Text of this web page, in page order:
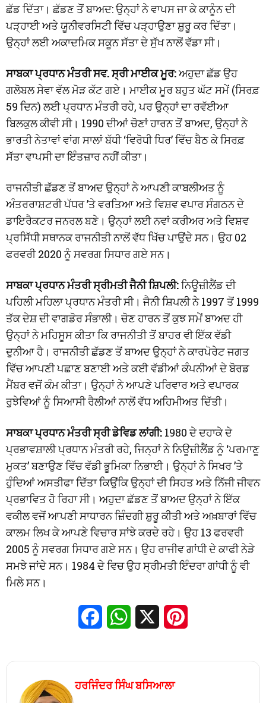
ਛੱਡ ਦਿੱਤਾ। ਛੱਡਣ ਤੋਂ ਬਾਅਦ: ਉਨ੍ਹਾਂ ਨੇ ਵਾਪਸ ਜਾ ਕੇ ਕਾਨੂੰਨ ਦੀ
ਪੜ੍ਹਾਈ ਅਤੇ ਯੂਨੀਵਰਸਿਟੀ ਵਿੱਚ ਪੜ੍ਹਾਉਣਾ ਸ਼ੁਰੂ ਕਰ ਦਿੱਤਾ।
ਉਨ੍ਹਾਂ ਲਈ ਅਕਾਦਮਿਕ ਸਕੂਨ ਸੱਤਾ ਦੇ ਸੁੱਖ ਨਾਲੋਂ ਵੱਡਾ ਸੀ।
ਸਾਬਕਾ ਪ੍ਰਧਾਨ ਮੰਤਰੀ ਸਵ. ਸ੍ਰੀ ਮਾਈਕ ਮੂਰ:ਅਹੁਦਾ ਛੱਡ ਉਹ
ਗਲੋਬਲ ਸੇਵਾ ਵੱਲ ਮੋੜ ਕੱਟ ਗਏ। ਮਾਈਕ ਮੂਰ ਬਹੁਤ ਘੱਟ ਸਮੇਂ (ਸਿਰਫ਼
59 ਦਿਨ) ਲਈ ਪ੍ਰਧਾਨ ਮੰਤਰੀ ਰਹੇ, ਪਰ ਉਨ੍ਹਾਂ ਦਾ ਰਵੱਈਆ
ਬਿਲਕੁਲ ਕੀਵੀ ਸੀ। 1990 ਦੀਆਂ ਚੋਣਾਂ ਹਾਰਨ ਤੋਂ ਬਾਅਦ, ਉਨ੍ਹਾਂ ਨੇ
ਭਾਰਤੀ ਨੇਤਾਵਾਂ ਵਾਂਗ ਸਾਲਾਂ ਬੱਧੀ ‘ਵਿਰੋਧੀ ਧਿਰ’ ਵਿੱਚ ਬੈਠ ਕੇ ਸਿਰਫ਼
ਸੱਤਾ ਵਾਪਸੀ ਦਾ ਇੰਤਜ਼ਾਰ ਨਹੀਂ ਕੀਤਾ।
ਰਾਜਨੀਤੀ ਛੱਡਣ ਤੋਂ ਬਾਅਦ ਉਨ੍ਹਾਂ ਨੇ ਆਪਣੀ ਕਾਬਲੀਅਤ ਨੂੰ
ਅੰਤਰਰਾਸ਼ਟਰੀ ਪੱਧਰ ’ਤੇ ਵਰਤਿਆ ਅਤੇ ਵਿਸ਼ਵ ਵਪਾਰ ਸੰਗਠਨ ਦੇ
ਡਾਇਰੈਕਟਰ ਜਨਰਲ ਬਣੇ। ਉਨ੍ਹਾਂ ਲਈ ਨਵਾਂ ਕਰੀਅਰ ਅਤੇ ਵਿਸ਼ਵ
ਪ੍ਰਸਿੱਧੀ ਸਥਾਨਕ ਰਾਜਨੀਤੀ ਨਾਲੋਂ ਵੱਧ ਖਿੱਚ ਪਾਉਂਦੇ ਸਨ। ਉਹ 02
ਫਰਵਰੀ 2020 ਨੂੰ ਸਵਰਗ ਸਿਧਾਰ ਗਏ ਸਨ।
ਸਾਬਕਾ ਪ੍ਰਧਾਨ ਮੰਤਰੀ ਸ੍ਰੀਮਤੀ ਜੈਨੀ ਸ਼ਿਪਲੀ:ਨਿਊਜ਼ੀਲੈਂਡ ਦੀ
ਪਹਿਲੀ ਮਹਿਲਾ ਪ੍ਰਧਾਨ ਮੰਤਰੀ ਸੀ। ਜੈਨੀ ਸ਼ਿਪਲੀ ਨੇ 1997 ਤੋਂ 1999
ਤੱਕ ਦੇਸ਼ ਦੀ ਵਾਗਡੋਰ ਸੰਭਾਲੀ। ਚੋਣ ਹਾਰਨ ਤੋਂ ਕੁਝ ਸਮੇਂ ਬਾਅਦ ਹੀ
ਉਨ੍ਹਾਂ ਨੇ ਮਹਿਸੂਸ ਕੀਤਾ ਕਿ ਰਾਜਨੀਤੀ ਤੋਂ ਬਾਹਰ ਵੀ ਇੱਕ ਵੱਡੀ
ਦੁਨੀਆ ਹੈ। ਰਾਜਨੀਤੀ ਛੱਡਣ ਤੋਂ ਬਾਅਦ ਉਨ੍ਹਾਂ ਨੇ ਕਾਰਪੋਰੇਟ ਜਗਤ
ਵਿੱਚ ਆਪਣੀ ਪਛਾਣ ਬਣਾਈ ਅਤੇ ਕਈ ਵੱਡੀਆਂ ਕੰਪਨੀਆਂ ਦੇ ਬੋਰਡ
ਮੈਂਬਰ ਵਜੋਂ ਕੰਮ ਕੀਤਾ। ਉਨ੍ਹਾਂ ਨੇ ਆਪਣੇ ਪਰਿਵਾਰ ਅਤੇ ਵਪਾਰਕ
ਰੁਝੇਵਿਆਂ ਨੂੰ ਸਿਆਸੀ ਰੈਲੀਆਂ ਨਾਲੋਂ ਵੱਧ ਅਹਿਮੀਅਤ ਦਿੱਤੀ।
ਸਾਬਕਾ ਪ੍ਰਧਾਨ ਮੰਤਰੀ ਸ੍ਰੀ ਡੇਵਿਡ ਲਾਂਗੀ: 1980 ਦੇ ਦਹਾਕੇ ਦੇ
ਪ੍ਰਭਾਵਸ਼ਾਲੀ ਪ੍ਰਧਾਨ ਮੰਤਰੀ ਰਹੇ, ਜਿਨ੍ਹਾਂ ਨੇ ਨਿਊਜ਼ੀਲੈਂਡ ਨੂੰ ‘ਪਰਮਾਣੂ
ਮੁਕਤ’ ਬਣਾਉਣ ਵਿੱਚ ਵੱਡੀ ਭੂਮਿਕਾ ਨਿਭਾਈ। ਉਨ੍ਹਾਂ ਨੇ ਸਿਖਰ ’ਤੇ
ਹੁੰਦਿਆਂ ਅਸਤੀਫਾ ਦਿੱਤਾ ਕਿਉਂਕਿ ਉਨ੍ਹਾਂ ਦੀ ਸਿਹਤ ਅਤੇ ਨਿੱਜੀ ਜੀਵਨ
ਪ੍ਰਭਾਵਿਤ ਹੋ ਰਿਹਾ ਸੀ। ਅਹੁਦਾ ਛੱਡਣ ਤੋਂ ਬਾਅਦ ਉਨ੍ਹਾਂ ਨੇ ਇੱਕ
ਵਕੀਲ ਵਜੋਂ ਆਪਣੀ ਸਾਧਾਰਨ ਜ਼ਿੰਦਗੀ ਸ਼ੁਰੂ ਕੀਤੀ ਅਤੇ ਅਖ਼ਬਾਰਾਂ ਵਿੱਚ
ਕਾਲਮ ਲਿਖ ਕੇ ਆਪਣੇ ਵਿਚਾਰ ਸਾਂਝੇ ਕਰਦੇ ਰਹੇ। ਉਹ 13 ਫਰਵਰੀ
2005 ਨੂੰ ਸਵਰਗ ਸਿਧਾਰ ਗਏ ਸਨ। ਉਹ ਰਾਜੀਵ ਗਾਂਧੀ ਦੇ ਕਾਫੀ ਨੇੜੇ
ਸਮਝੇ ਜਾਂਦੇ ਸਨ। 1984 ਦੇ ਵਿਚ ਉਹ ਸ੍ਰੀਮਤੀ ਇੰਦਰਾ ਗਾਂਧੀ ਨੂੰ ਵੀ
ਮਿਲੇ ਸਨ।
FacebookWhatsApp
ਹਰਜਿੰਦਰ ਸਿੰਘ ਬਸਿਆਲਾ